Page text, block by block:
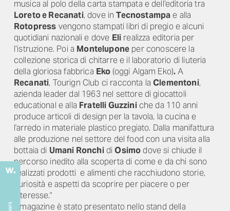
musica al polo della carta stampata e dell’editoria tra
Loreto e Recanati, dove inTecnostampa e alla
Rotopress vengono stampati libri di pregio e alcuni
quotidiani nazionali e dove Eli realizza editoria per
l’istruzione. Poi a Montelupone per conoscere la
collezione storica di chitarre e il laboratorio di liuteria
della gloriosa fabbrica Eko (oggi Algam Eko).A
Recanati, Tourign Club ci racconta laClementoni,
azienda leader dal 1963 nel settore di giocattoli
educational e alla Fratelli Guzziniche da 110 anni
produce articoli di design per la tavola, la cucina e
l'arredo in materiale plastico pregiato. Dalla manifattura
alle produzione nel settore del food con una visita alla
bottaia di Umani RonchidiOsimodove si chiude il
percorso inedito alla scoperta di come e da chi sono
realizzati prodotti e alimenti che racchiudono storie,
curiosità e aspetti da scoprire per piacere o per
interesse."
Il magazine è stato presentato nello stand della